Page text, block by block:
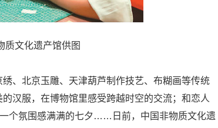
质文化遗产馆供图
、北京玉雕、天津葫芦制作技艺、布糊画等传统
汉服，在博物馆里感受跨越时空的交流；和恋人
个氛围感满满的七夕……日前，中国非物质文化遗